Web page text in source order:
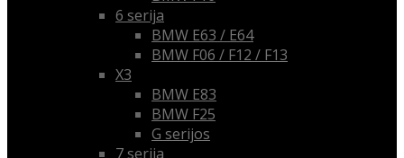
6 serija
BMW E63 / E64
BMW F06 / F12 / F13
X3
BMW E83
BMW F25
G serijos
7 serija